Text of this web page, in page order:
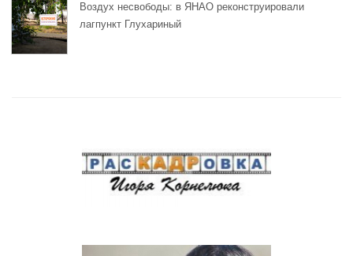
Воздух несвободы: в ЯНАО реконструировали
лагпункт Глухариный